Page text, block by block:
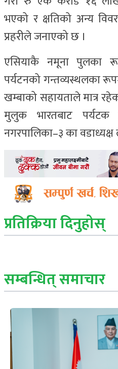
भएको र क्षतिको अन्य
प्रहरीले जनाएको छ ।
एसियाकै नमूना पुलका
पर्यटनको गन्तव्यस्थलका
खम्बाको सहायताले मात्र
मुलुक भारतबाट
नगरपालिका–३ का
प्रतिक्रिया दिनुहोस्
सम्बन्धित् समाचार